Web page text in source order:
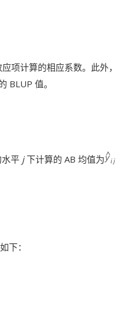
项计算的相应系数。此外，
BLUP 值。
平 j下计算的 AB 均值为
下：